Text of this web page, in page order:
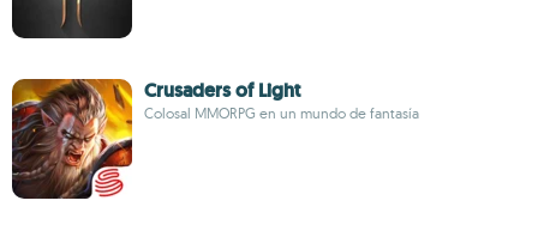
Crusaders of Light
Colosal MMORPG en un mundo de fantasía